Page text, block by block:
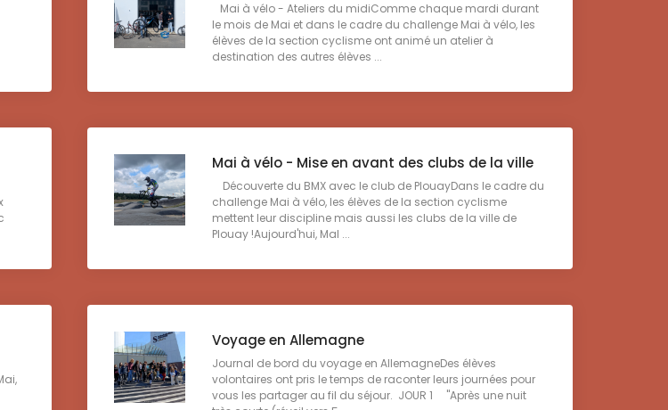
Mai à vélo - Ateliers du midiComme chaque mardi durant
le mois de Mai et dans le cadre du challenge Mai à vélo, les
élèves de la section cyclisme ont animé un atelier à
destination des autres élèves ...
Mai à vélo - Mise en avant des clubs de la ville
Découverte du BMX avec le club de PlouayDans le cadre du
challenge Mai à vélo, les élèves de la section cyclisme
mettent leur discipline mais aussi les clubs de la ville de
Plouay !Aujourd'hui, Mal ...
Voyage en Allemagne
Journal de bord du voyage en AllemagneDes élèves
volontaires ont pris le temps de raconter leurs journées pour
vous les partager au fil du séjour. JOUR 1 "Après une nuit